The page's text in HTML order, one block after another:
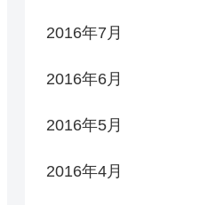
2016年7月
2016年6月
2016年5月
2016年4月